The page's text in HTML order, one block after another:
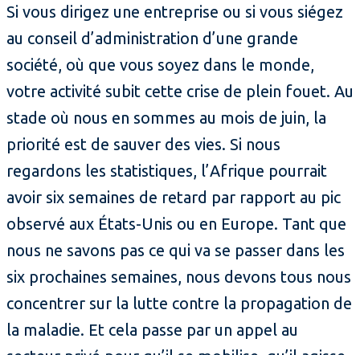
Si vous dirigez une entreprise ou si vous siégez
au conseil d’administration d’une grande
société, où que vous soyez dans le monde,
votre activité subit cette crise de plein fouet. Au
stade où nous en sommes au mois de juin, la
priorité est de sauver des vies. Si nous
regardons les statistiques, l’Afrique pourrait
avoir six semaines de retard par rapport au pic
observé aux États-Unis ou en Europe. Tant que
nous ne savons pas ce qui va se passer dans les
six prochaines semaines, nous devons tous nous
concentrer sur la lutte contre la propagation de
la maladie. Et cela passe par un appel au